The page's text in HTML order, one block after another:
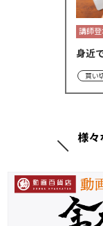
講師
身近
買い
様々